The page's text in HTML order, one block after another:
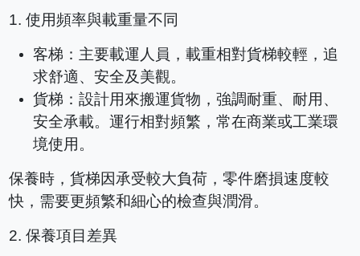
1.使用頻率與載重量不同
客梯：主要載運人員，載重相對貨梯較輕，追
求舒適、安全及美觀。
貨梯：設計用來搬運貨物，強調耐重、耐用、
安全承載。運行相對頻繁，常在商業或工業環
境使用。
保養時，貨梯因承受較大負荷，零件磨損速度較
快，需要更頻繁和細心的檢查與潤滑。
2.保養項目差異